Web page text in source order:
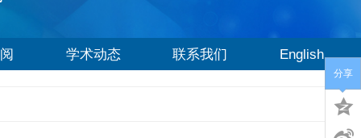
学术动态 联系我们 English
分享